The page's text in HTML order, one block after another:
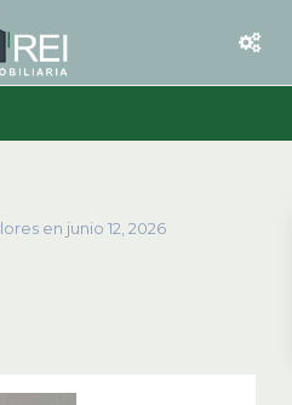
en junio 12, 2026